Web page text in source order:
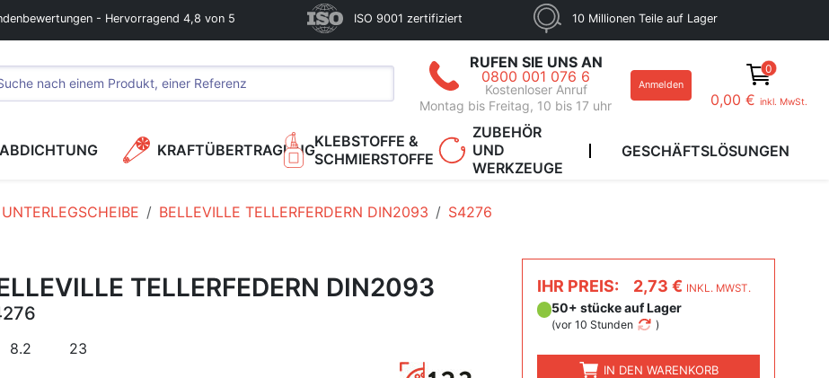
- Hervorragend 4,8 von 5 ISO 9001 zertifiziert 10 Millionen Teile auf Lager
RUFEN SIE UNS AN
0800 001 076 6
Kostenloser Anruf
Montag bis Freitag, 10 bis 17 uhr
Anmelden
0
0,00 € inkl. MwSt.
ABDICHTUNG KRAFTÜBERTRAGUNGKLEBSTOFFE &
SCHMIERSTOFFE
ZUBEHÖR
UND
WERKZEUGE
GESCHÄFTSLÖSUNGEN
UNTERLEGSCHEIBE BELLEVILLE TELLERFERDERN DIN2093 S4276
TELLERFEDERN DIN2093
8.2 23
IHR PREIS: 2,73 € INKL. MWST.
50+ stücke auf Lager
(vor 10 Stunden )
IN DEN WARENKORB